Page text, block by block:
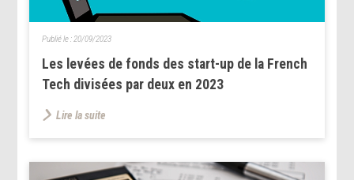
Les levées de fonds des start-up de la French
Tech divisées par deux en 2023
Publié le : 20/09/2023
Lire la suite